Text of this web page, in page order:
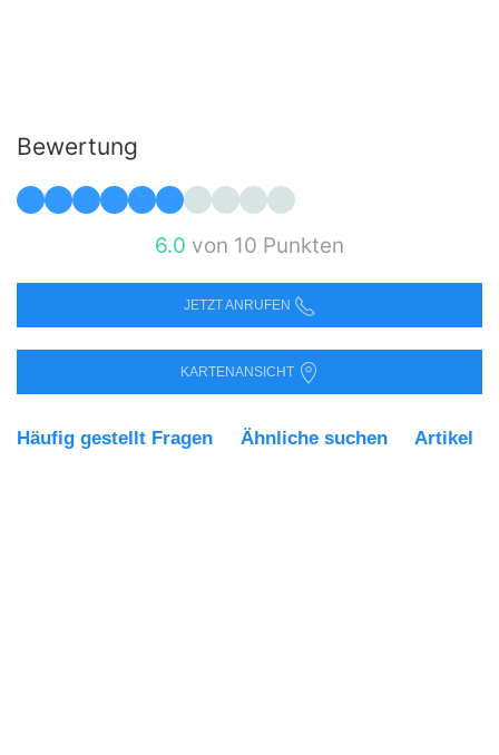
Bewertung
6.0 von 10 Punkten
JETZT ANRUFEN
KARTENANSICHT
Häufig gestellt Fragen Ähnliche suchen Artikel